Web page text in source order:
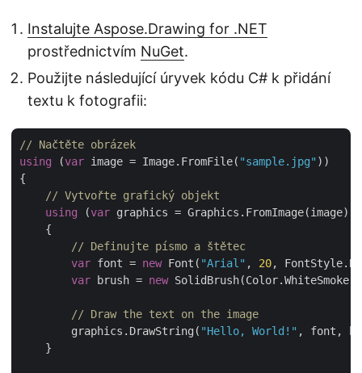
Instalujte Aspose.Drawing for .NET
prostřednictvím NuGet.
Použijte následující úryvek kódu C# k přidání
textu k fotografii:
// Načtěte obrázek
using (var image = Image.FromFile( "sample.jpg" ))
{
// Vytvořte grafický objekt
using (var graphics = Graphics.FromImage(image))
    {
// Definujte písmo a štětec
var font = new Font( "Arial" , 20,
var brush = new SolidBrush(Color.WhiteSmoke);
// Draw the text on the image
        graphics.DrawString(
"Hello, World!" , font,
    }